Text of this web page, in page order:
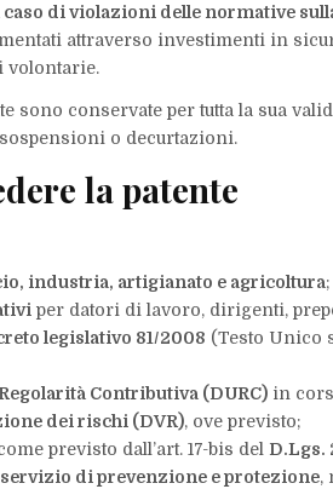
di violazioni delle normative
attraverso investimenti in
volontarie.
sono conservate per tutta la sua
o decurtazioni.
la patente
industria, artigianato e agricoltura;
per datori di lavoro, dirigenti,
legislativo 81/2008 (Testo Unico
Contributiva (DURC) in
dei rischi (DVR), ove previsto;
previsto dall’art. 17-bis del D.Lgs.
di prevenzione e protezione,